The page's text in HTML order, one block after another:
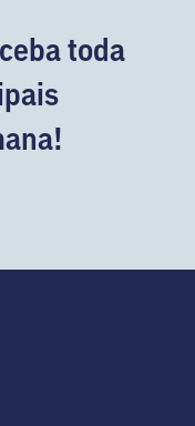
toda